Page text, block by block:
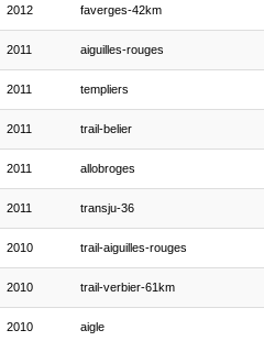
2012 faverges-42km
2011 aiguilles-rouges
2011 templiers
2011 trail-belier
2011 allobroges
2011 transju-36
2010 trail-aiguilles-rouges
2010 trail-verbier-61km
2010 aigle